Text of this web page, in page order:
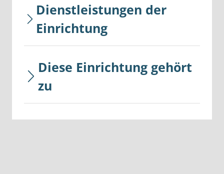
Dienstleistungen der
Einrichtung
Diese Einrichtung gehört
zu